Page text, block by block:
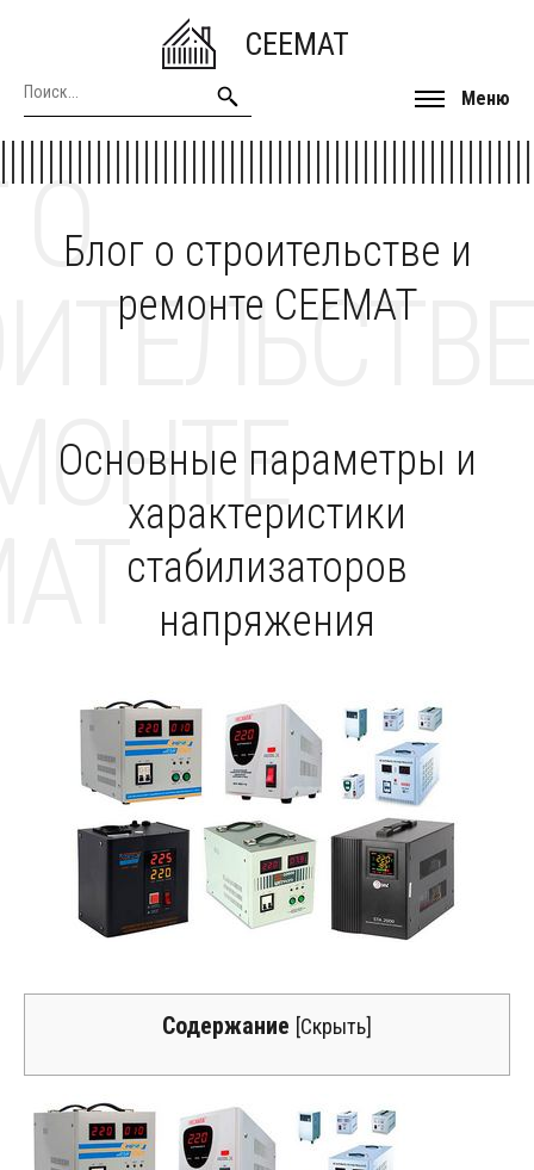
CEEMAT
Меню
Блог о строительстве и
ремонте CEEMAT
О
Основные параметры и
характеристики
стабилизаторов
напряжения
Содержание [Скрыть]